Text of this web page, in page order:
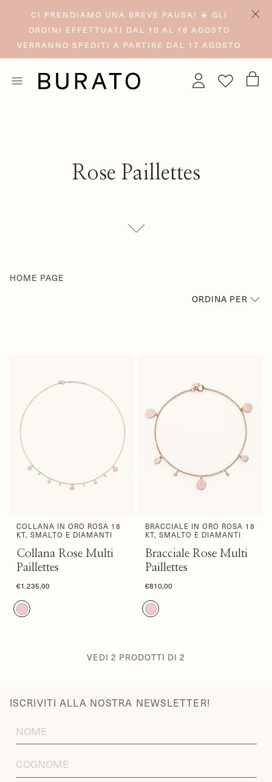
CI PRENDIAMO UNA BREVE PAUSA! ☀️ GLI
ORDINI EFFETTUATI DAL 10 AL 16 AGOSTO
VERRANNO SPEDITI A PARTIRE DAL 17 AGOSTO
Rose Paillettes
HOME PAGE
ORDINA PER
IN ORDINE ALFABETICO,
IN ORDINE ALFABETICO,
Z-A
PREZZO CRESCENTE
PREZZO DECRESCENTE
DATA, DA MENO A PIÙ
RECENTE
DATA, DA PIÙ A MENO
COLLANA IN ORO ROSA 18
KT, SMALTO E DIAMANTI
Collana Rose Multi
Paillettes
€1.235,00
BRACCIALE IN ORO ROSA 18
KT, SMALTO E DIAMANTI
Bracciale Rose Multi
Paillettes
€810,00
VEDI 2 PRODOTTI DI 2
ISCRIVITI ALLA NOSTRA NEWSLETTER!
FIRST
NAME
LAST
NAME